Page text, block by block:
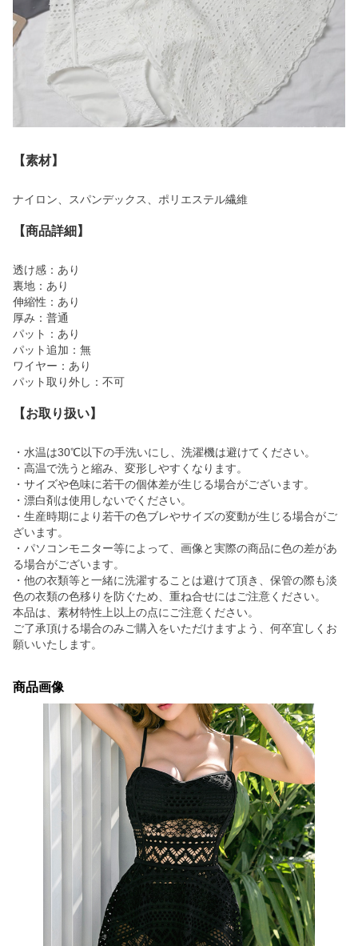
【素材】
ナイロン、スパンデックス、ポリエステル繊維
【商品詳細】
透け感：あり
裏地：あり
伸縮性：あり
厚み：普通
パット：あり
パット追加：無
ワイヤー：あり
パット取り外し：不可
【お取り扱い】
・水温は30℃以下の手洗いにし、洗濯機は避けてください。
・高温で洗うと縮み、変形しやすくなります。
・サイズや色味に若干の個体差が生じる場合がございます。
・漂白剤は使用しないでください。
・生産時期により若干の色ブレやサイズの変動が生じる場合がご
ざいます。
・パソコンモニター等によって、画像と実際の商品に色の差があ
る場合がございます。
・他の衣類等と一緒に洗濯することは避けて頂き、保管の際も淡
色の衣類の色移りを防ぐため、重ね合せにはご注意ください。
本品は、素材特性上以上の点にご注意ください。
ご了承頂ける場合のみご購入をいただけますよう、何卒宜しくお
願いいたします。
商品画像